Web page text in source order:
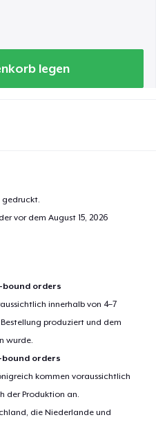
legen
gedruckt.
vor demAugust 15, 2026
bound orders
innerhalb von 4–7
produziert und dem
wurde.
bound orders
kommen voraussichtlich
der Produktion an.
die Niederlande und